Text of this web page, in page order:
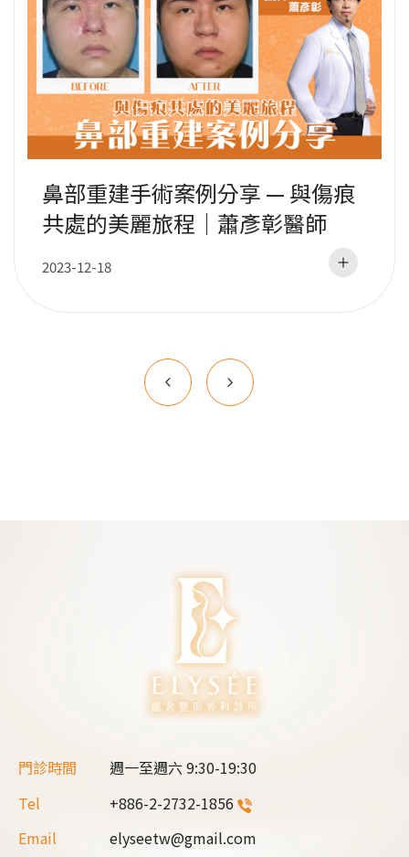
鼻部重建手術案例分享 — 與傷痕
共處的美麗旅程｜蕭彥彰醫師
2023-12-18
門診時間 週一至週六9:30-19:30
Tel
+886-2-2732-1856
Email
elyseetw@gmail.com